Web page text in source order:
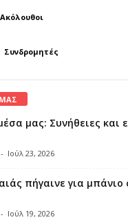
Ακόλουθοι
Συνδρομητές
ΜΑΣ
μας: Συνήθειες και
- Ιούλ 23, 2026
πήγαινε για μπάνιο
- Ιούλ 19, 2026